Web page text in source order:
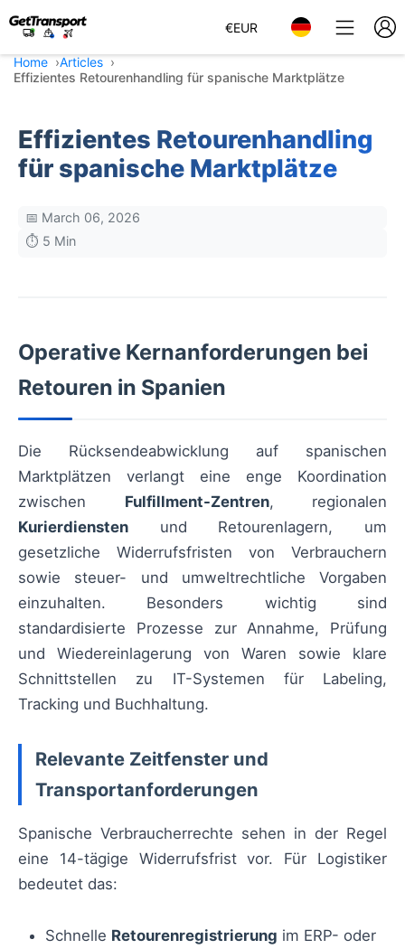
€EUR
Home
Articles
Effizientes Retourenhandling für spanische Marktplätze
Effizientes Retourenhandling
für spanische Marktplätze
📅 March 06, 2026
⏱️ 5 Min
Operative Kernanforderungen bei
Retouren in Spanien
Die Rücksendeabwicklung auf spanischen
Marktplätzen verlangt eine enge Koordination
zwischen Fulfillment-Zentren, regionalen
Kurierdiensten und Retourenlagern, um
gesetzliche Widerrufsfristen von Verbrauchern
sowie steuer- und umweltrechtliche Vorgaben
einzuhalten. Besonders wichtig sind
standardisierte Prozesse zur Annahme, Prüfung
und Wiedereinlagerung von Waren sowie klare
Schnittstellen zu IT-Systemen für Labeling,
Tracking und Buchhaltung.
Relevante Zeitfenster und
Transportanforderungen
Spanische Verbraucherrechte sehen in der Regel
eine 14-tägige Widerrufsfrist vor. Für Logistiker
bedeutet das:
Schnelle Retourenregistrierung im ERP- oder